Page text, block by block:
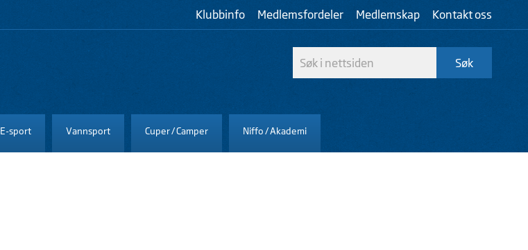
Klubbinfo Medlemsfordeler Medlemskap Kontakt oss
E-sport Vannsport Cuper / Camper Niffo / Akademi